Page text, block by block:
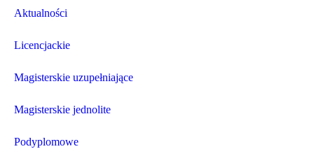
Aktualności
Licencjackie
Magisterskie uzupełniające
Magisterskie jednolite
Podyplomowe